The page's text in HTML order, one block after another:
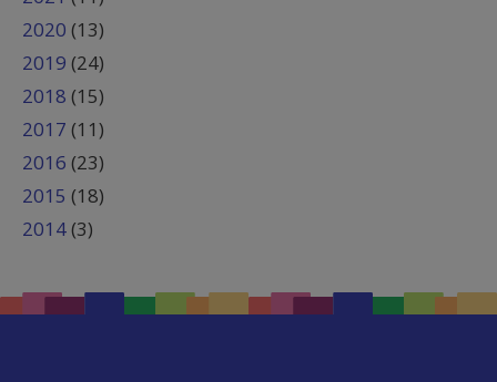
2020 (13)
2019 (24)
2018 (15)
2017 (11)
2016 (23)
2015 (18)
2014(3)